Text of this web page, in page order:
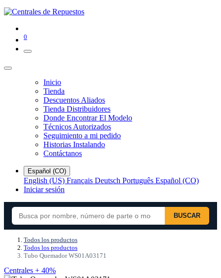
0
Inicio
Tienda
Descuentos Aliados
Tienda Distribuidores
Donde Encontrar El Modelo
Técnicos Autorizados
Seguimiento a mi pedido
Historias Instalando
Contáctanos
Español (CO)
English (US) Français Deutsch Português Español (CO)
Iniciar sesión
BUSCAR
Todos los productos
Todos los productos
Tubo Quemador WS01A03171
Centrales + 40%